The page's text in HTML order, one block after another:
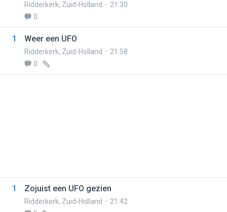
Ridderkerk, Zuid-Holland
21:30
0
1 Weer een UFO
Ridderkerk, Zuid-Holland
21:58
0
1 Zojuist een UFO gezien
Ridderkerk, Zuid-Holland
21:42